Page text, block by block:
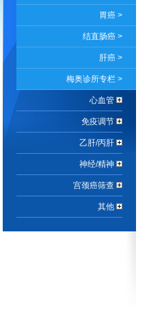
胃癌 >
结直肠癌 >
肝癌 >
梅奥诊所专栏 >
心血管
免疫调节
乙肝/丙肝
神经/精神
宫颈癌筛查
其他